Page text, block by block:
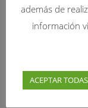
¡OFERTA!
además de
información
ACEPTAR TODAS